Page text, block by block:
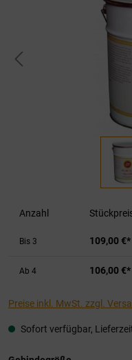
Anzahl
Bis 3 109,00 €*
Ab 4 106,00 €*
Preise inkl. MwSt. zzgl.
Sofort verfügbar,